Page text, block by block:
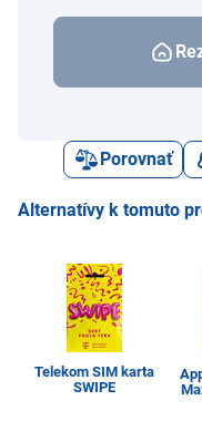
Porovnať
Alternatívy k tomuto
Telekom SIM karta
SWIPE